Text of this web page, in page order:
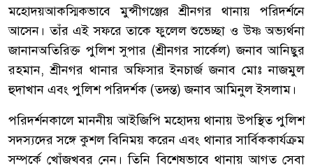
মহোদয়আকস্মিকভাবে মুন্সীগঞ্জের শ্রীনগর থানায়
পরিদর্শনে
আসেন। তাঁর এই সফরে তাকে ফুলেল শুভেচ্ছা ও উষ্ণ অভ্যর্থনা
জানানঅতিরিক্ত পুলিশ সুপার (শ্রীনগর সার্কেল)জনাব আনিছুর
রহমান,শ্রীনগর থানার অফিসার ইনচার্জ জনাব মোঃ নাজমুল
হুদাখান এবং পুলিশ পরিদর্শক (তদন্ত)জনাব আমিনুল ইসলাম।
পরিদর্শনকালে মাননীয় আইজিপি মহোদয় থানায় উপস্থিত পুলিশ
সদস্যদের সঙ্গে কুশল বিনিময় করেন এবং থানার সার্বিককার্যক্রম
সম্পর্কে খোঁজখবর নেন। তিনি বিশেষভাবে থানায় আগত সেবা